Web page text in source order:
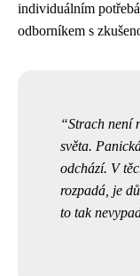
individuálním
odborníkem s
Strach není
světa.
odchází. V
rozpadá, je
to tak